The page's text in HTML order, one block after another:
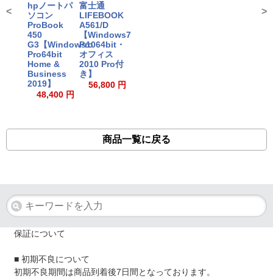
hpノートパ
ソコン
ProBook
450
G3【Windows10
Pro64bit
Home &
Business
2019】
48,400 円
富士通
LIFEBOOK
A561/D
【Windows7
Pro 64bit・
オフィス
2010 Pro付
き】
56,800 円
< >
商品一覧に戻る
保証について
■ 初期不良について
初期不良期間は商品到着後7日間となっております。